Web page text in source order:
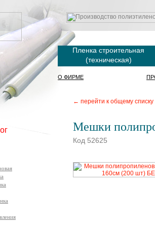
Пленка строительная
(техническая)
О ФИРМЕ
← перейти к общему списку
Мешки
Код 52625